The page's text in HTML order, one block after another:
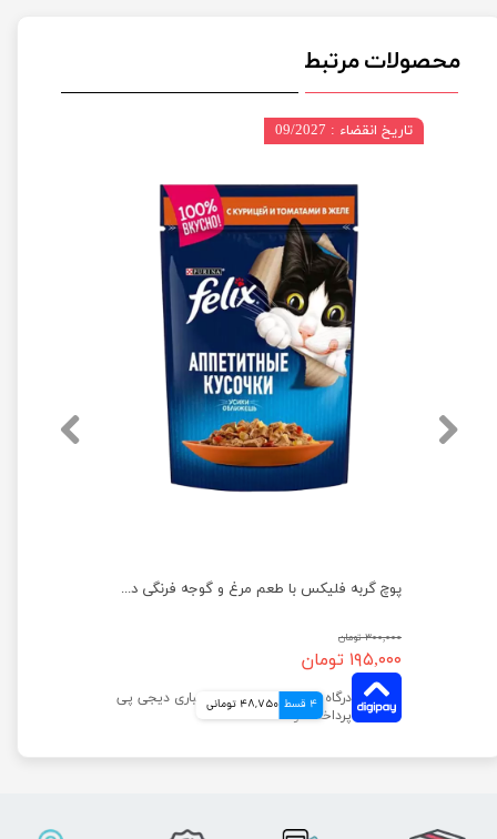
محصولات مرتبط
پوچ گربه فلیکس با طعم مرغ و گوجه فرنگی در ژله وزن 75 گرم
۳۰۰,۰۰۰ تومان
۱۹۵,۰۰۰ تومان
4 قسط 48,750 تومانی
تاریخ انقضاء : 09/2027